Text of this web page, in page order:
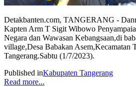
Detakbanten.com, TANGERANG -
Kapten Arm T Sigit Wibowo
Negara dan Wawasan Kebangsaan,di
village,Desa Babakan Asem,Kecamatan
Tangerang.Sabtu (1/7/2023).
Published inKabupaten Tangerang
Read more...